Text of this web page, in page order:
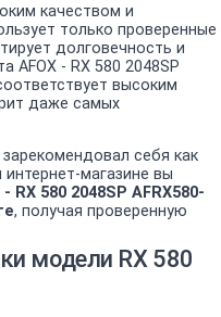
качеством и
только проверенные
долговечность и
AFOX - RX 580 2048SP
высоким
даже самых
себя как
магазине вы
RX 580 2048SP AFRX580-
, получая проверенную
модели RX 580